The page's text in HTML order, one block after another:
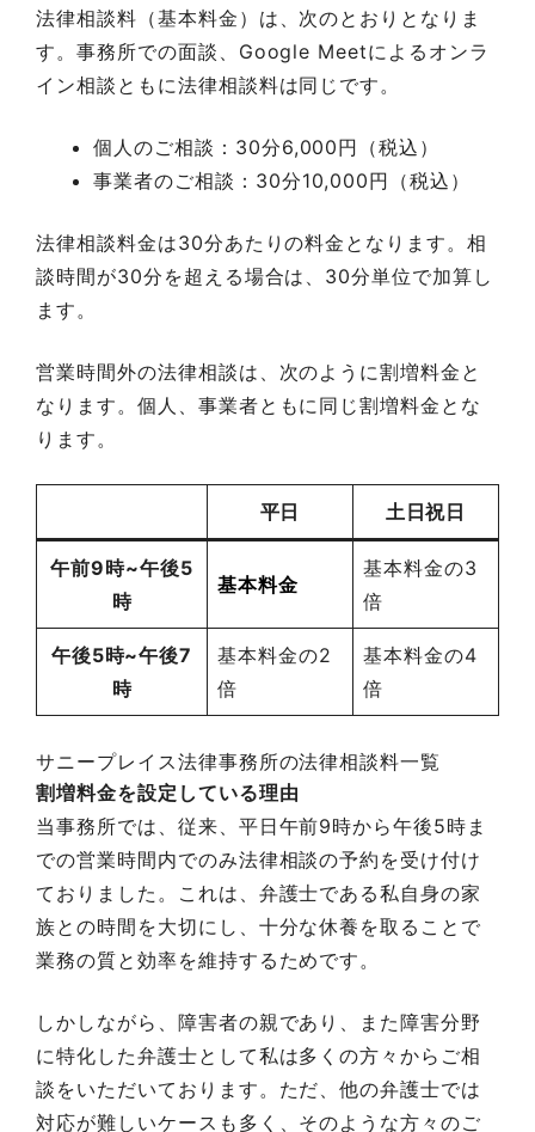
法律相談料（基本料金）は、次のとおりとなりま
す。事務所での面談、Google Meetによるオンラ
イン相談ともに法律相談料は同じです。
個人のご相談： 30分6,000円
（税込）
事業者のご相談：30分10,000円（税込）
法律相談料金は30分あたりの料金となります。相
談時間が30分を超える場合は、30分単位で加算し
ます。
営業時間外の法律相談は、次のように割増料金と
なります。個人、事業者ともに同じ割増料金とな
ります。
平日 土日祝日
午前9時~午後5
時
基本料金
基本料金の3
倍
午後5時~午後7
時
基本料金の2
倍
基本料金の4
倍
サニープレイス法律事務所の法律相談料一覧
割増料金を設定している理由
当事務所では、従来、平日午前9時から午後5時ま
での営業時間内でのみ法律相談の予約を受け付け
ておりました。これは、弁護士である私自身の家
族との時間を大切にし、十分な休養を取ることで
業務の質と効率を維持するためです。
しかしながら、障害者の親であり、また障害分野
に特化した弁護士として私は多くの方々からご相
談をいただいております。ただ、他の弁護士では
対応が難しいケースも多く、そのような方々のご